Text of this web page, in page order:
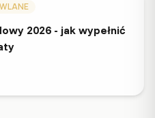
2026 - jak wypełnić